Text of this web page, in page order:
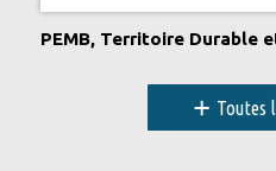
PEMB, Territoire Durable
+ Toutes